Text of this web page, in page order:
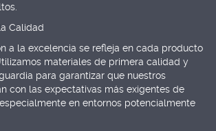
Calidad
a la excelencia se refleja en cada producto
materiales de primera calidad y
para garantizar que nuestros
con las expectativas más exigentes de
en entornos potencialmente